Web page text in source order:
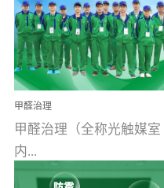
甲醛治理
甲醛治理（全称光触媒室
内...